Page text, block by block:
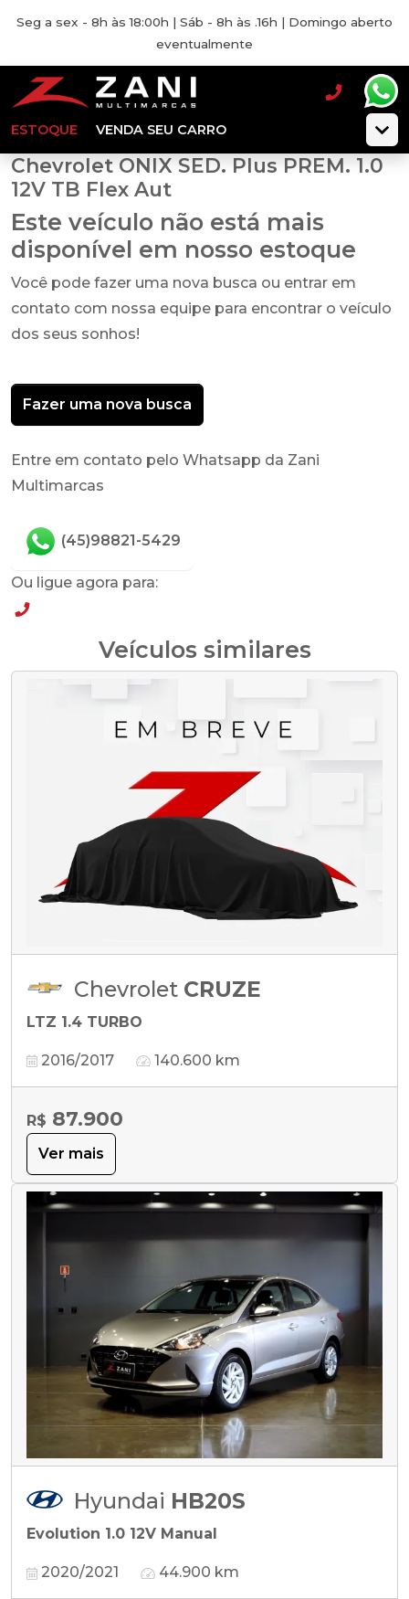
Seg a sex - 8h às 18:00h | Sáb - 8h às .16h | Domingo aberto
eventualmente
ESTOQUE VENDA SEU CARRO
Chevrolet ONIX SED. Plus PREM. 1.0
12V TB Flex Aut
Este veículo não está mais
disponível em nosso estoque
Você pode fazer uma nova busca ou entrar em
contato com nossa equipe para encontrar o veículo
dos seus sonhos!
Fazer uma nova busca
Entre em contato pelo Whatsapp da Zani
Multimarcas
(45)98821-5429
Ou ligue agora para:
Veículos similares
Chevrolet CRUZE
LTZ 1.4 TURBO
2016/2017 140.600 km
R$ 87.900
Ver mais
Hyundai HB20S
Evolution 1.0 12V Manual
2020/2021 44.900 km